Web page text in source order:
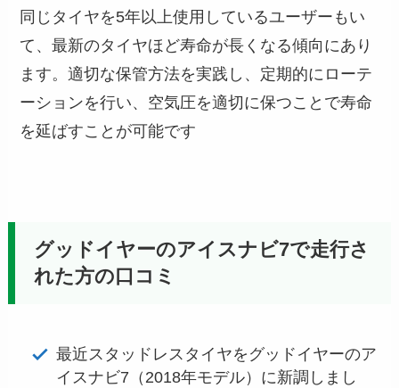
同じタイヤを5年以上使用しているユーザーもい
て、最新のタイヤほど寿命が長くなる傾向にあり
ます。適切な保管方法を実践し、定期的にローテ
ーションを行い、空気圧を適切に保つことで寿命
を延ばすことが可能です​
グッドイヤーのアイスナビ7で走行さ
れた方の口コミ
最近スタッドレスタイヤをグッドイヤーのア
イスナビ7（2018年モデル）に新調しまし